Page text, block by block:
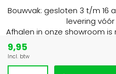
Bouwvak: gesloten 3 t/m 16
levering
Afhalen in onze showroom
9,95
Incl. btw